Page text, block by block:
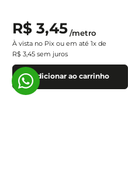
R$ 3,45/metro
À vista no Pix ou em até 1x de
R$ 3,45 sem juros
Adicionar ao carrinho